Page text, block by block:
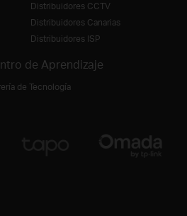
Distribuidores CCTV
Distribuidores Canarias
Distribuidores ISP
de Aprendizaje
de Tecnología